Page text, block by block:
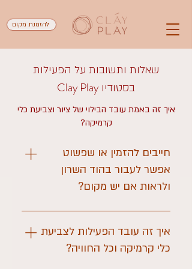
להזמנת מקום
שאלות ותשובות על הפעילות
בסטודיו Clay Play
איך זה באמת עובד הבילוי של ציור וצביעת כלי
קרמיקה?
חייבים להזמין או שפשוט
אפשר לעבור בהוד השרון
ולראות אם יש מקום?
מאוד נשמח לספונטניות, ואנחנו אוהבים
שבאים לבקר ולהיכנס מייד לתשוקה של
היצירה, אבל אם אין שולחן פנוי חבל על
איך זה עובד הפעילות לצביעת
כלי קרמיקה וכל החוויה?